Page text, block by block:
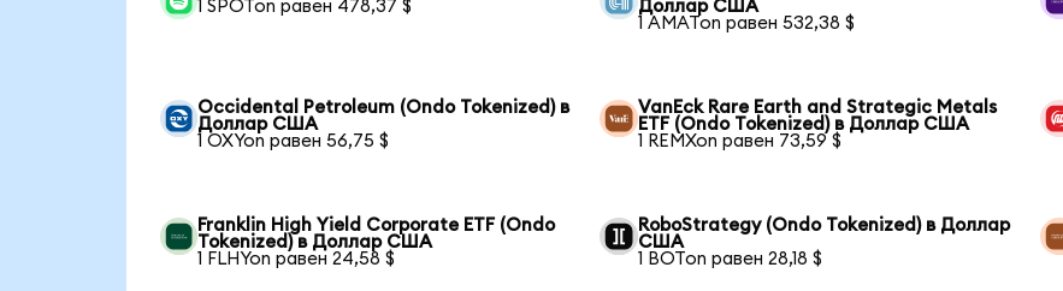
1 SPOTon равен 478,37 $
Доллар США
1 AMATon равен 532,38 $
Occidental Petroleum (Ondo Tokenized) в
Доллар США
1 OXYon равен 56,75 $
VanEck Rare Earth and Strategic Metals
ETF (Ondo Tokenized) в Доллар США
1 REMXon равен 73,59 $
Franklin High Yield Corporate ETF (Ondo
Tokenized) в Доллар США
1 FLHYon равен 24,58 $
RoboStrategy (Ondo Tokenized) в Доллар
США
1 BOTon равен 28,18 $